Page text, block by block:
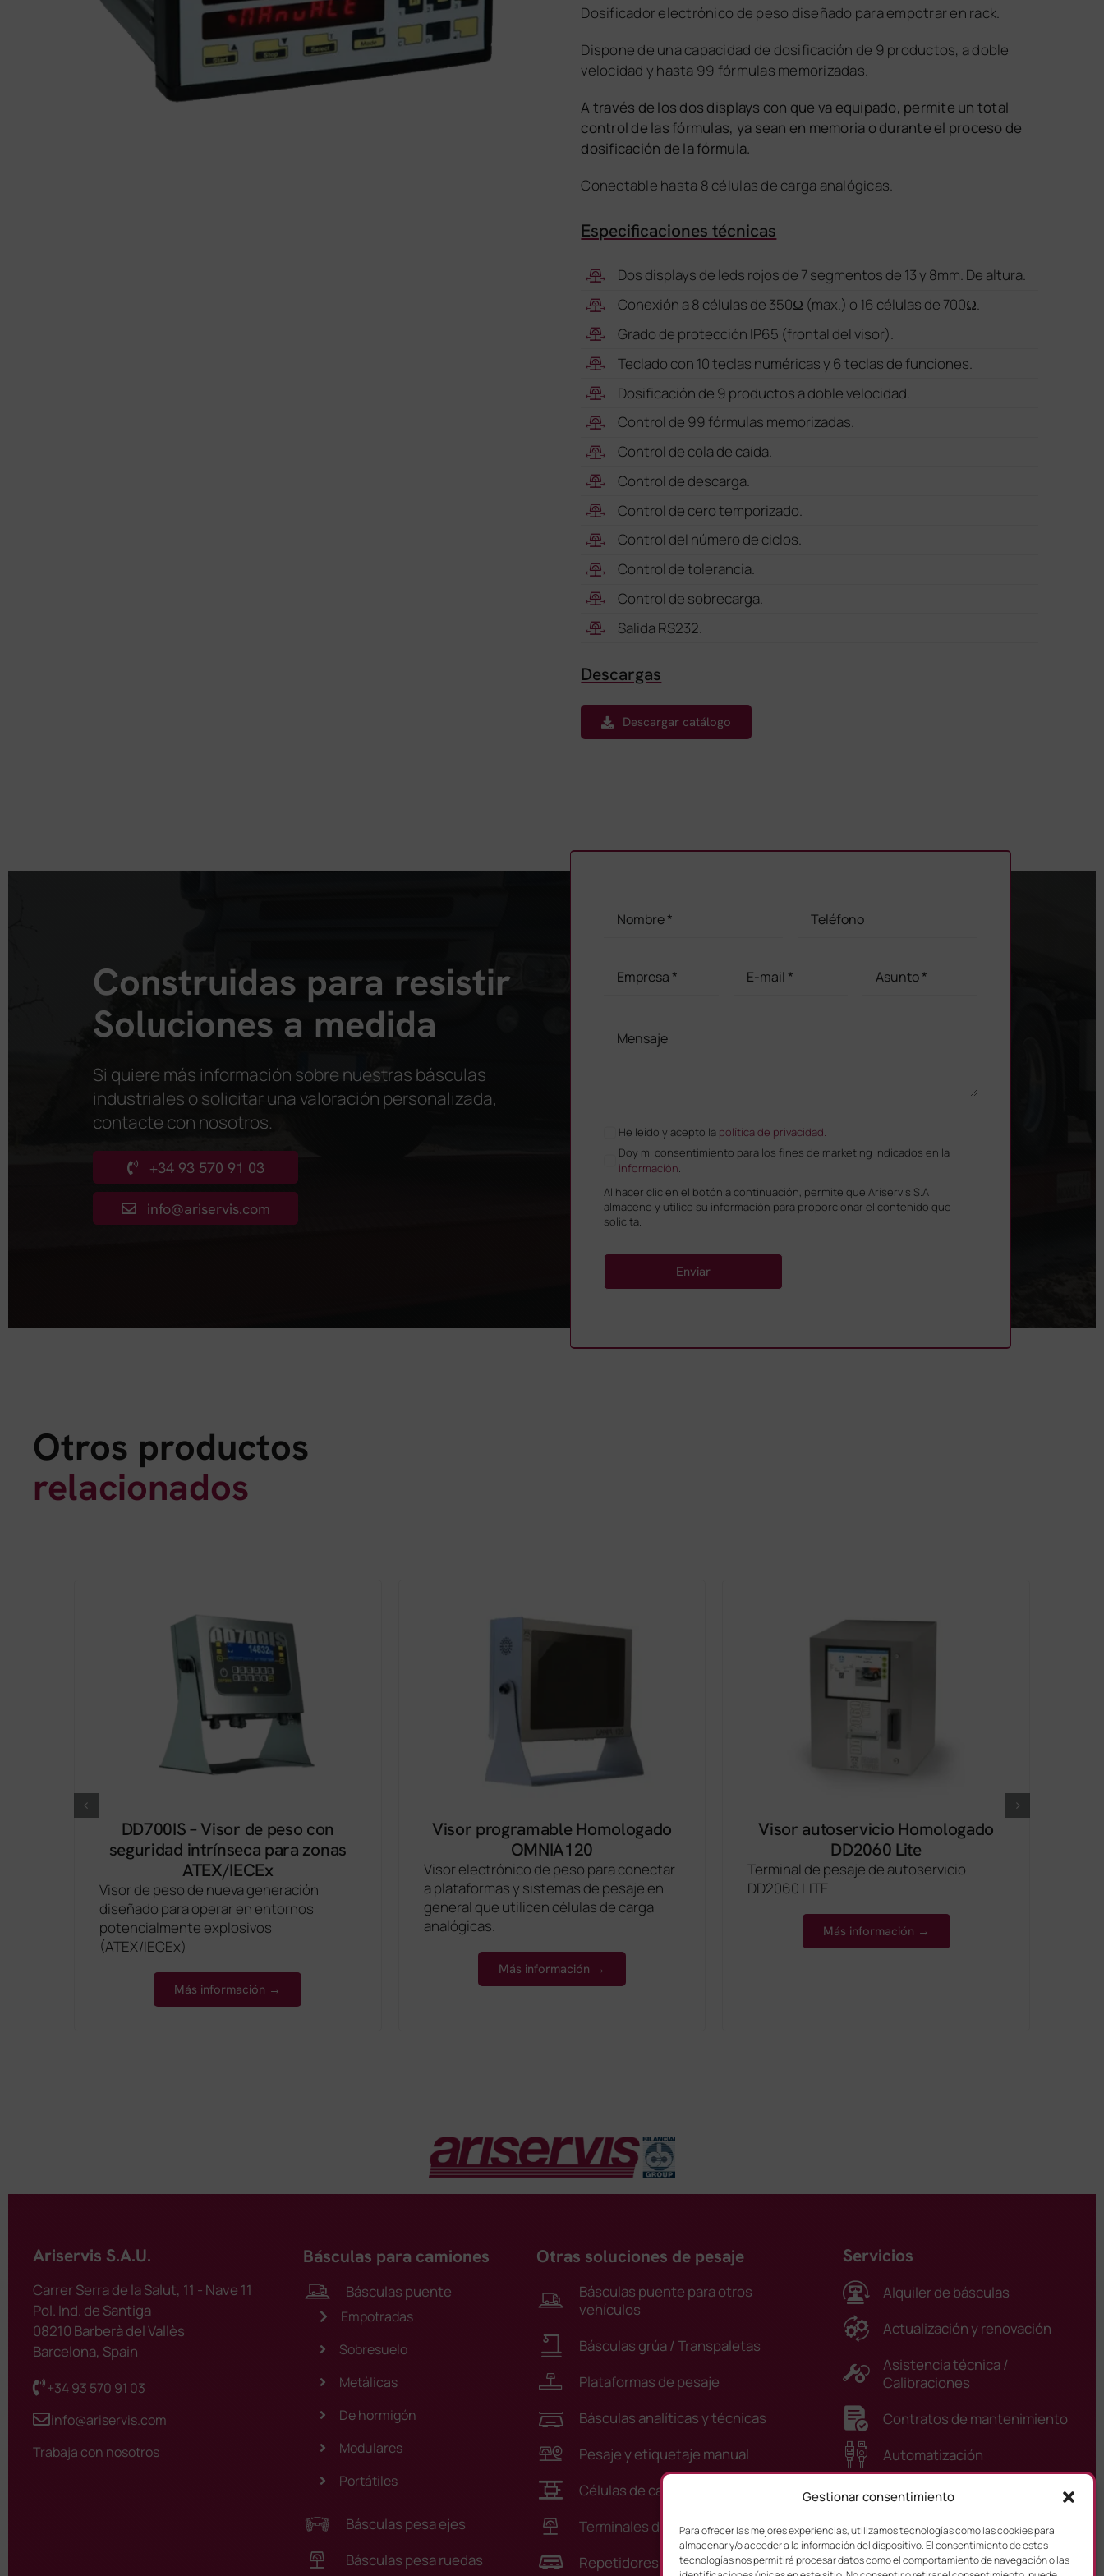
Gestionar consentimiento
Para ofrecer las mejores experiencias, utilizamos tecnologías como las cookies para
almacenar y/o acceder a la información del dispositivo. El consentimiento de estas
tecnologías nos permitirá procesar datos como el comportamiento de navegación o las
Dosificador electrónico de peso diseñado para empotrar en rack.
Dispone de una capacidad de dosificación de 9 productos, a doble
velocidad y hasta 99 fórmulas memorizadas.
A través de los dos displays con que va equipado, permite un total
control de las fórmulas, ya sean en memoria o durante el proceso de
dosificación de la fórmula.
Conectable hasta 8 células de carga analógicas.
Especificaciones técnicas
Dos displays de leds rojos de 7 segmentos de 13 y 8mm. De altura.
Conexión a 8 células de 350Ω (max.) o 16 células de 700Ω.
Grado de protección IP65 (frontal del visor).
Teclado con 10 teclas numéricas y 6 teclas de funciones.
Dosificación de 9 productos a doble velocidad.
Control de 99 fórmulas memorizadas.
Control de cola de caída.
Control de descarga.
Control de cero temporizado.
Control del número de ciclos.
Control de tolerancia.
Control de sobrecarga.
Salida RS232.
Descargas
Descargar catálogo
Construidas para resistir
Soluciones a medida
Si quiere más información sobre nuestras básculas
industriales o solicitar una valoración personalizada,
contacte con nosotros.
+34 93 570 91 03
info@ariservis.com
He leído y acepto la política de privacidad.
Doy mi consentimiento para los fines de marketing indicados en la
información.
Al hacer clic en el botón a continuación, permite que Ariservis S.A
almacene y utilice su información para proporcionar el contenido que
solicita.
Enviar
Otros productos
relacionados
DD700IS – Visor de peso con
seguridad intrínseca para zonas
ATEX/IECEx
Visor de peso de nueva generación
diseñado para operar en entornos
potencialmente explosivos
(ATEX/IECEx)
Más información →
Visor programable Homologado
OMNIA120
Visor electrónico de peso para conectar
a plataformas y sistemas de pesaje en
general que utilicen células de carga
analógicas.
Más información →
Visor autoservicio Homologado
DD2060 Lite
Terminal de pesaje de autoservicio
DD2060 LITE
Más información →
Ariservis S.A.U.
Carrer Serra de la Salut, 11 - Nave 11
Pol. Ind. de Santiga
08210 Barberà del Vallès
Barcelona, Spain
+34 93 570 91 03
info@ariservis.com
Trabaja con nosotros
Básculas para camiones
Básculas puente
Empotradas
Sobresuelo
Metálicas
De hormigón
Modulares
Portátiles
Básculas pesa ejes
Básculas pesa ruedas
Otras soluciones de pesaje
Básculas puente para otros
vehículos
Básculas grúa / Transpaletas
Plataformas de pesaje
Básculas analíticas y técnicas
Pesaje y etiquetaje manual
Células de carga y accesorios
Terminales de pesaje
Repetidores de peso
Servicios
Alquiler de básculas
Actualización y renovación
Asistencia técnica /
Calibraciones
Contratos de mantenimiento
Automatización
Inspecciones